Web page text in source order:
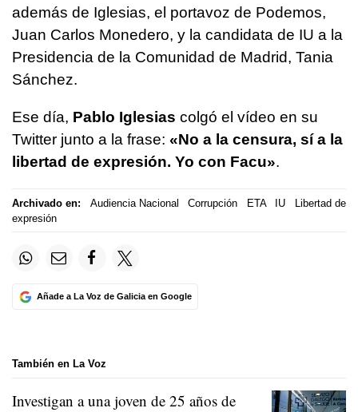
además de Iglesias, el portavoz de Podemos,
Juan Carlos Monedero, y la candidata de IU a la
Presidencia de la Comunidad de Madrid, Tania
Sánchez.
Ese día, Pablo Iglesias colgó el vídeo en su
Twitter junto a la frase: «No a la censura, sí a la
libertad de expresión. Yo con Facu».
Archivado en: Audiencia Nacional Corrupción ETA IU
Libertad de
expresión
Añade a La Voz de Galicia en Google
También en La Voz
Investigan a una joven de 25 años de